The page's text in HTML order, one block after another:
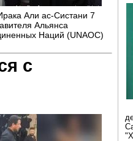
Али ас-Систани 7
Альянса
Наций (UNAOC)
с